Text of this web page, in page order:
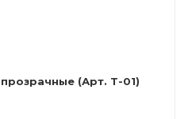
(Арт. Т-01)